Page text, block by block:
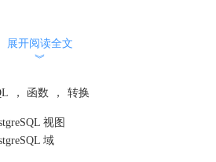
ID
C string)
展开阅读全文
︾
， 函数 ， 转换
视图
域